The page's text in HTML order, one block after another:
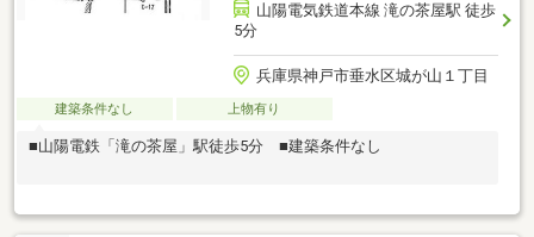
山陽電気鉄道本線 滝の茶屋駅 徒歩
5分
兵庫県神戸市垂水区城が山１丁目
建築条件なし 上物有り
■山陽電鉄「滝の茶屋」駅徒歩5分 ■建築条件なし